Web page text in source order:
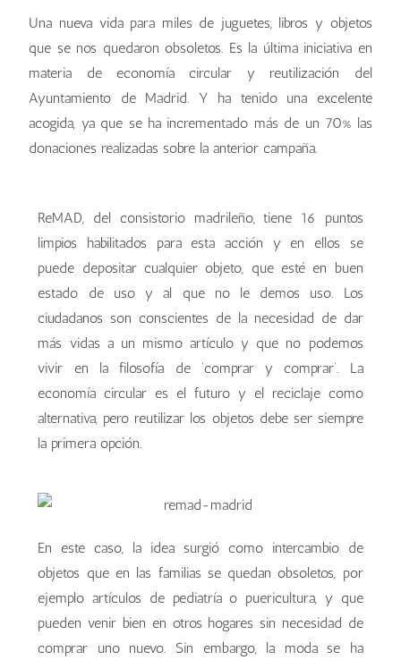
Una nueva vida para miles de juguetes, libros y objetos
que se nos quedaron obsoletos. Es la última iniciativa en
materia de economía circular y reutilización del
Ayuntamiento de Madrid. Y ha tenido una excelente
acogida, ya que se ha incrementado más de un 70% las
donaciones realizadas sobre la anterior campaña.
ReMAD, del consistorio madrileño, tiene 16 puntos
limpios habilitados para esta acción y en ellos se
puede depositar cualquier objeto, que esté en buen
estado de uso y al que no le demos uso. Los
ciudadanos son conscientes de la necesidad de dar
más vidas a un mismo artículo y que no podemos
vivir en la filosofía de ‘comprar y comprar’. La
economía circular es el futuro y el reciclaje como
alternativa, pero reutilizar los objetos debe ser siempre
la primera opción.
En este caso, la idea surgió como intercambio de
objetos que en las familias se quedan obsoletos, por
ejemplo artículos de pediatría o puericultura, y que
pueden venir bien en otros hogares sin necesidad de
comprar uno nuevo. Sin embargo, la moda se ha